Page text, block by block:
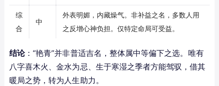
综
合
中
外表明媚，内藏燥气。非补益之名，多数人用
之反增心神负担。仅特定命局可受益。
结论：“艳青”并非普适吉名，整体属中等偏下之选。唯有
八字喜木火、金水为忌、生于寒湿之季者方能驾驭，借其
暖局之势，转为人生助力。